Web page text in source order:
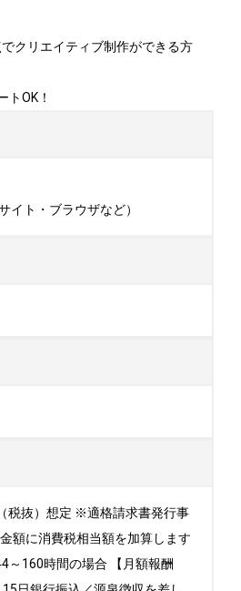
クリエイティブ制作ができる方
OK！
イト・ブラウザなど）
税抜）想定 ※適格請求書発行事
額に消費税相当額を加算します
～160時間の場合 【月額報酬